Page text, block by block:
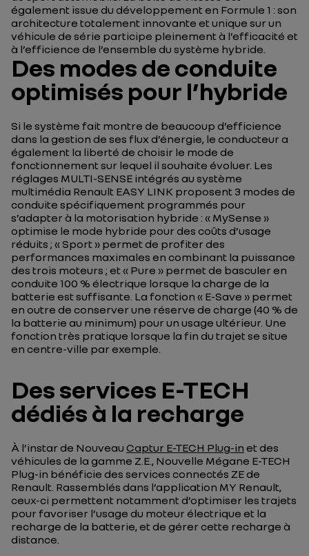
également issue du développement en Formule 1 : son
architecture totalement innovante et unique sur un
véhicule de série participe pleinement à l’efficacité et
à l’efficience de l’ensemble du système hybride.
Des modes de conduite
optimisés pour l’hybride
Si le système fait montre de beaucoup d’efficience
dans la gestion de ses flux d’énergie, le conducteur a
également la liberté de choisir le mode de
fonctionnement sur lequel il souhaite évoluer. Les
réglages MULTI-SENSE intégrés au système
multimédia Renault EASY LINK proposent 3 modes de
conduite spécifiquement programmés pour
s’adapter à la motorisation hybride : « MySense »
optimise le mode hybride pour des coûts d’usage
réduits ; « Sport » permet de profiter des
performances maximales en combinant la puissance
des trois moteurs ; et « Pure » permet de basculer en
conduite 100 % électrique lorsque la charge de la
batterie est suffisante. La fonction « E-Save » permet
en outre de conserver une réserve de charge (40 % de
la batterie au minimum) pour un usage ultérieur. Une
fonction très pratique lorsque la fin du trajet se situe
en centre-ville par exemple.
Des services E-TECH
dédiés à la recharge
À l’instar de Nouveau Captur E-TECH Plug-in et des
véhicules de la gamme Z.E., Nouvelle Mégane E-TECH
Plug-in bénéficie des services connectés ZE de
Renault. Rassemblés dans l’application MY Renault,
ceux-ci permettent notamment d’optimiser les trajets
pour favoriser l’usage du moteur électrique et la
recharge de la batterie, et de gérer cette recharge à
distance.